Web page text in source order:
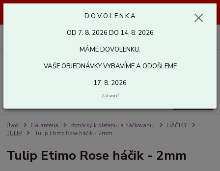
odošleme 17. 8. 2026. Ďakujeme.
Úvod Galantéria Pomôcky k pleteniu a háčkovaniu
HÁČIKY
TULIP
Tulip Etimo Rose háčik - 2mm
Tulip Etimo Rose háčik - 2mm
D O V O L E N K A
OD 7. 8. 2026 DO 14. 8. 2026
MÁME DOVOLENKU.
VAŠE OBJEDNÁVKY VYBAVÍME A ODOŠLEME
17. 8. 2026
Zatvoriť